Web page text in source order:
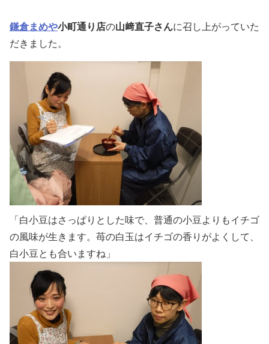
鎌倉まめや小町通り店の山﨑直子さんに召し上がっていた
だきました。
「白小豆はさっぱりとした味で、普通の小豆よりもイチゴ
の風味が生きます。苺の白玉はイチゴの香りがよくして、
白小豆とも合いますね」